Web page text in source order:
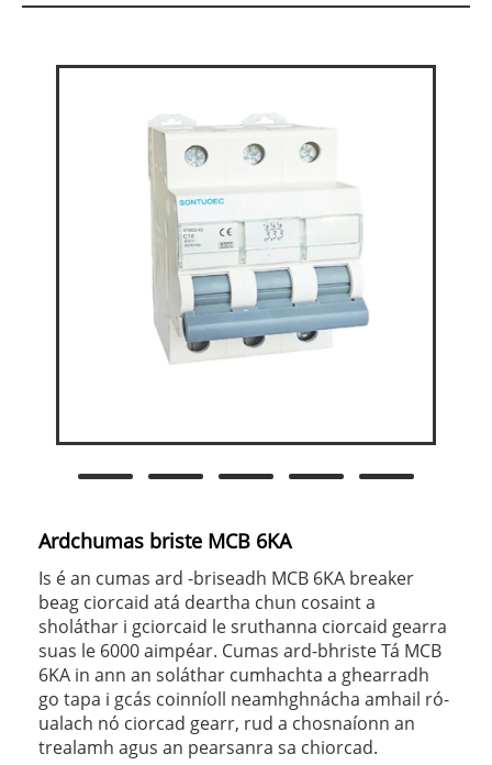
Ardchumas briste MCB 6KA
Is é an cumas ard -briseadh MCB 6KA breaker
beag ciorcaid atá deartha chun cosaint a
sholáthar i gciorcaid le sruthanna ciorcaid gearra
suas le 6000 aimpéar. Cumas ard-bhriste Tá MCB
6KA in ann an soláthar cumhachta a ghearradh
go tapa i gcás coinníoll neamhghnácha amhail ró-
ualach nó ciorcad gearr, rud a chosnaíonn an
trealamh agus an pearsanra sa chiorcad.